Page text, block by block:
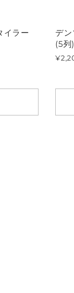
イラー
デ
(5列)